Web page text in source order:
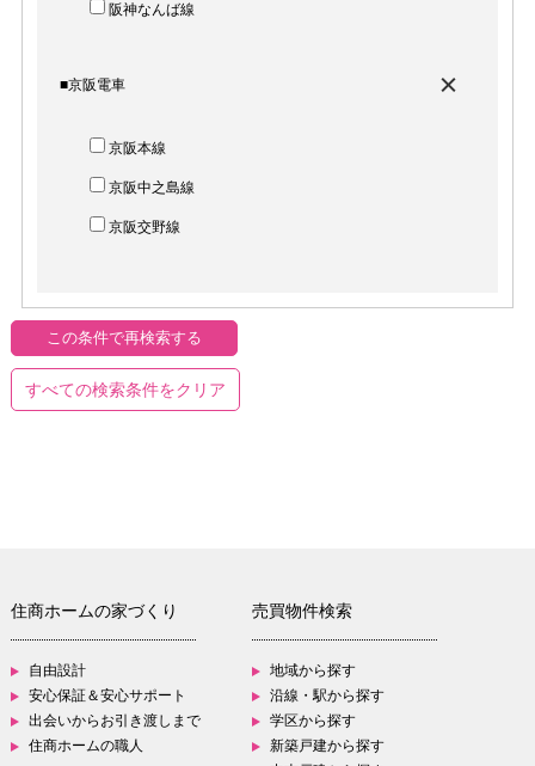
阪神なんば線
■京阪電車
京阪本線
京阪中之島線
京阪交野線
すべての検索条件をクリア
住商ホームの家づくり
自由設計
安心保証＆安心サポート
出会いからお引き渡しまで
住商ホームの職人
売買物件検索
地域から探す
沿線・駅から探す
学区から探す
新築戸建から探す